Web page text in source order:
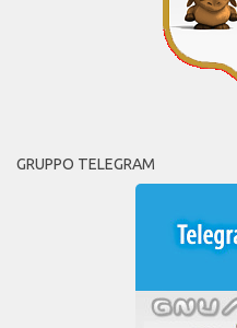
GRUPPO TELEGRAM